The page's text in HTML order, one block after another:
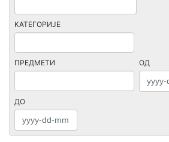
КАТЕГОРИЈЕ
ПРЕДМЕТИ ОД
ДО